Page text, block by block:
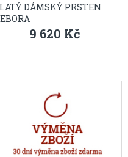
DÁMSKÝ PRSTEN
9 620 Kč